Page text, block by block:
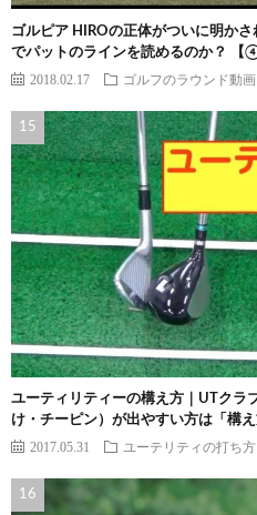
ゴルピア HIROの正体がついに明か
でパットのラインを読めるのか？ 【
2018.02.17 ゴルフのラウンド動画
ユーティリティーの構え方｜UTクラ
け・チーピン）が出やすい方は「構
2017.05.31 ユーテリティの打ち方